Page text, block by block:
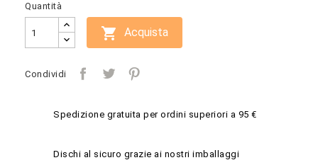
Quantità
 Acquista
Condividi
Spedizione gratuita per ordini superiori a 95 €
Dischi al sicuro grazie ai nostri imballaggi